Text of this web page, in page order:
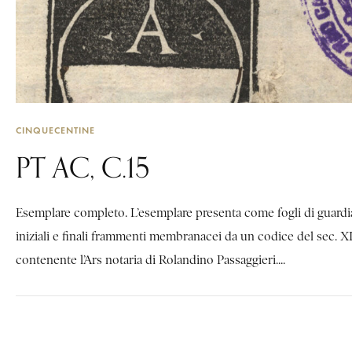
CINQUECENTINE
PT AC, C.15
Esemplare completo. L’esemplare presenta come fogli di
iniziali e finali frammenti membranacei da un codice del sec.
contenente l’Ars notaria di Rolandino Passaggieri....